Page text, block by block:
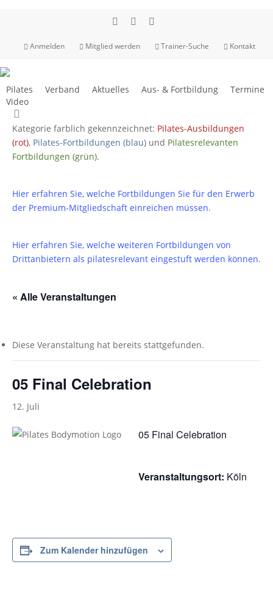
Anmelden
Mitglied werden Trainer-Suche Kontakt
Pilates Verband Aktuelles Aus- & Fortbildung
Termine
Video
Hier finden Sie die Fortbildungen aller Institute in einem
Kalender. Klicken Sie auf einen Termin um weitere
Informationen zu erhalten. Die Termine sind nach ihrer
Kategorie farblich gekennzeichnet: Pilates-Ausbildungen
(rot), Pilates-Fortbildungen (blau) und Pilatesrelevanten
Fortbildungen (grün).
Hier erfahren Sie, welche Fortbildungen Sie für den Erwerb
der Premium-Mitgliedschaft einreichen müssen.
Hier erfahren Sie, welche weiteren Fortbildungen von
Drittanbietern als pilatesrelevant eingestuft werden können.
« Alle Veranstaltungen
Diese Veranstaltung hat bereits stattgefunden.
05 Final Celebration
12. Juli
05 Final Celebration
Veranstaltungsort: Köln
Zum Kalender hinzufügen